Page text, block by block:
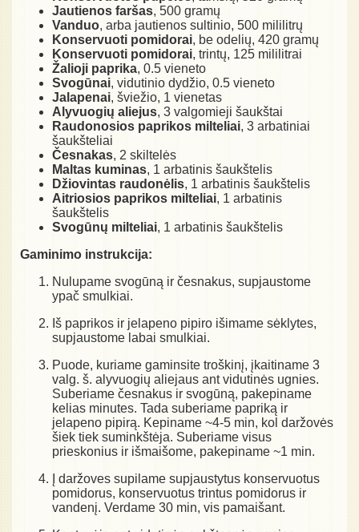
Jautienos faršas, 500 gramų
Vanduo, arba jautienos sultinio, 500 mililitrų
Konservuoti pomidorai, be odelių, 420 gramų
Konservuoti pomidorai, trintų, 125 mililitrai
Žalioji paprika, 0.5 vieneto
Svogūnai, vidutinio dydžio, 0.5 vieneto
Jalapenai, šviežio, 1 vienetas
Alyvuogių aliejus, 3 valgomieji šaukštai
Raudonosios paprikos milteliai, 3 arbatiniai
šaukšteliai
Česnakas, 2 skiltelės
Maltas kuminas, 1 arbatinis šaukštelis
Džiovintas raudonėlis, 1 arbatinis šaukštelis
Aitriosios paprikos milteliai, 1 arbatinis
šaukštelis
Svogūnų milteliai, 1 arbatinis šaukštelis
Gaminimo instrukcija:
Nulupame svogūną ir česnakus, supjaustome
ypač smulkiai.
Iš paprikos ir jelapeno pipiro išimame sėklytes,
supjaustome labai smulkiai.
Puode, kuriame gaminsite troškinį, įkaitiname 3
valg. š. alyvuogių aliejaus ant vidutinės ugnies.
Suberiame česnakus ir svogūną, pakepiname
kelias minutes. Tada suberiame papriką ir
jelapeno pipirą. Kepiname ~4-5 min, kol daržovės
šiek tiek suminkštėja. Suberiame visus
prieskonius ir išmaišome, pakepiname ~1 min.
Į daržoves supilame supjaustytus konservuotus
pomidorus, konservuotus trintus pomidorus ir
vandenį. Verdame 30 min, vis pamaišant.